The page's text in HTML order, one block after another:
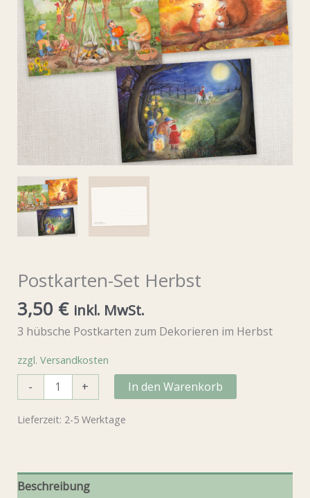
Postkarten-Set Herbst
3,50 € inkl. MwSt.
3 hübsche Postkarten zum Dekorieren im Herbst
zzgl. Versandkosten
-
Postkarten-
Set
Herbst
+ In den Warenkorb
Lieferzeit: 2-5 Werktage
Beschreibung